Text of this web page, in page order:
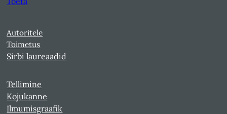
Autoritele
Toimetus
Sirbi laureaadid
Tellimine
Kojukanne
Ilmumisgraafik